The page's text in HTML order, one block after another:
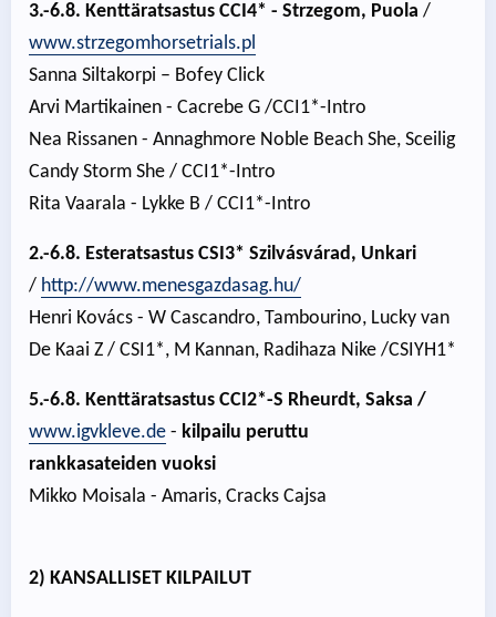
3.-6.8. Kenttäratsastus CCI4* - Strzegom, Puola /
www.strzegomhorsetrials.pl
Sanna Siltakorpi – Bofey Click
Arvi Martikainen - Cacrebe G /CCI1*-Intro
Nea Rissanen - Annaghmore Noble Beach She, Sceilig
Candy Storm She / CCI1*-Intro
Rita Vaarala - Lykke B / CCI1*-Intro
2.-6.8. Esteratsastus CSI3* Szilvásvárad, Unkari
/ http://www.menesgazdasag.hu/
Henri Kovács - W Cascandro, Tambourino, Lucky van
De Kaai Z / CSI1*, M Kannan, Radihaza Nike /CSIYH1*
5.-6.8. Kenttäratsastus CCI2*-S Rheurdt, Saksa /
www.igvkleve.de - kilpailu peruttu
rankkasateiden vuoksi
Mikko Moisala - Amaris, Cracks Cajsa
2) KANSALLISET KILPAILUT